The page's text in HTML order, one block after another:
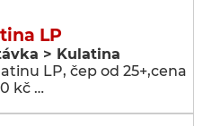
LP
> Kulatina
LP, čep od 25+,cena
kč …